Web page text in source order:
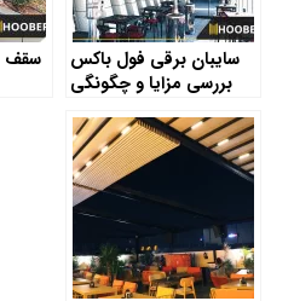
سایبان برقی فول باکس
بررسی مزایا و چگونگی
سقف